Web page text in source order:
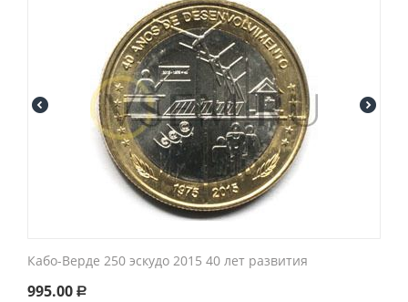
Кабо-Верде 250 эскудо 2015 40 лет развития
995.00 Р